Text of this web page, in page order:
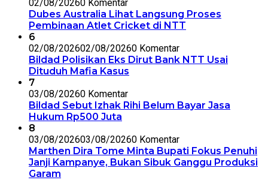
02/08/20260 Komentar
Dubes Australia Lihat Langsung Proses
Pembinaan Atlet Cricket di NTT
6
02/08/202602/08/20260 Komentar
Bildad Polisikan Eks Dirut Bank NTT Usai
Dituduh Mafia Kasus
7
03/08/20260 Komentar
Bildad Sebut Izhak Rihi Belum Bayar Jasa
Hukum Rp500 Juta
8
03/08/202603/08/20260 Komentar
Marthen Dira Tome Minta Bupati Fokus Penuhi
Janji Kampanye, Bukan Sibuk Ganggu Produksi
Garam